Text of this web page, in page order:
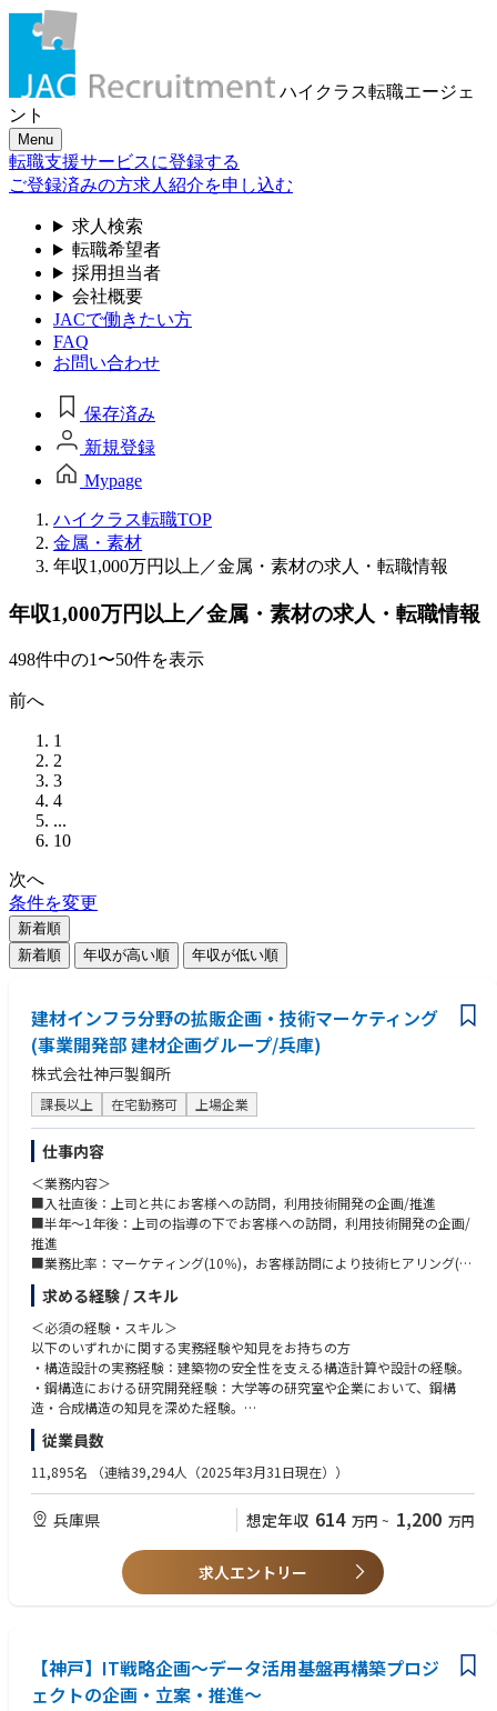
ハイクラス転職エージェ
ント
Menu
転職支援サービスに登録する
ご登録済みの方求人紹介を申し込む
求人検索
転職希望者
採用担当者
会社概要
JACで働きたい方
FAQ
お問い合わせ
保存済み
新規登録
Mypage
ハイクラス転職TOP
金属・素材
年収1,000万円以上／金属・素材の求人・転職情報
年収1,000万円以上／金属・素材の求人・転職情報
498件中の1〜50件を表示
前へ
1
2
3
4
...
10
次へ
条件を変更
新着順
新着順
年収が高い順 年収が低い順
建材インフラ分野の拡販企画・技術マーケティング
(事業開発部 建材企画グループ/兵庫)
株式会社神戸製鋼所
課長以上 在宅勤務可 上場企業
仕事内容
＜業務内容＞
■入社直後：上司と共にお客様への訪問，利用技術開発の企画/推進
■半年～1年後：上司の指導の下でお客様への訪問，利用技術開発の企画/
推進
■業務比率：マーケティング(10％)，お客様訪問により技術ヒアリング(1
0％)，工法開発等の技術業務(40％)，設計検討(30％)
■プロジェクト例、規模：大手設計事務所や大手建設会社との工法開発，
ハウスメーカーへの設計提案
■担当製品：鋼材商品(厚板，薄板，溶接材料，ボルト)，溶接ロボット，
建設機械
■参考URL：https://www.kobelco.co.jp/products/industry/engineering/
事業開発部 建材企画グループ（神戸本社）
求める経験 / スキル
＜必須の経験・スキル＞
以下のいずれかに関する実務経験や知見をお持ちの方
・構造設計の実務経験：建築物の安全性を支える構造計算や設計の経験。
・鋼構造における研究開発経験：大学等の研究室や企業において、鋼構
造・合成構造の知見を深めた経験。
＜あると好ましい経験・スキル＞
下記の資格等をお持ちの方は、知見を活かしてご活躍いただけます。
・構造設計一級建築士
・技術士（建設部門）
従業員数
11,895名 （連結39,294人（2025年3月31日現在））
兵庫県 想定年収 614 万円 ~ 1,200 万円
求人エントリー
【神戸】IT戦略企画～データ活用基盤再構築プロジ
ェクトの企画・立案・推進～